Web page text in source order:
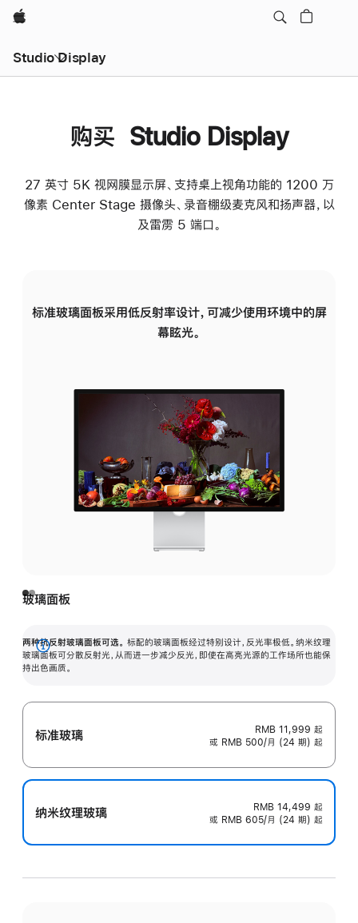
Apple
Studio Display
购买 Studio Display
27 英寸 5K 视网膜显示屏、支持桌上视角功能的 1200 万
像素 Center Stage 摄像头、录音棚级麦克风和扬声器，以
及雷雳 5 端口。
标准玻璃面板采用低反射率设计，可减少使用环境中的屏
幕眩光。
玻璃面板
两种抗反射玻璃面板可选。 标配的玻璃面板经过特别设计，反光率极低。纳米纹理
玻璃面板可分散反射光，从而进一步减少反光，即使在高亮光源的工作场所也能保
持出色画质。
展
开
标准玻璃 RMB 11,999 起
或 RMB 500/月 (24 期) 起
纳米纹理玻璃 RMB 14,499 起
或 RMB 605/月 (24 期) 起